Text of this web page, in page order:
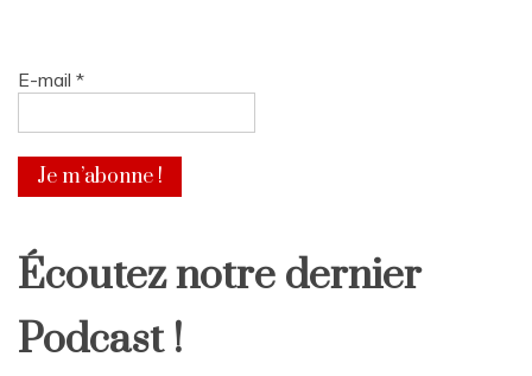
E-mail *
Écoutez notre dernier
Podcast !